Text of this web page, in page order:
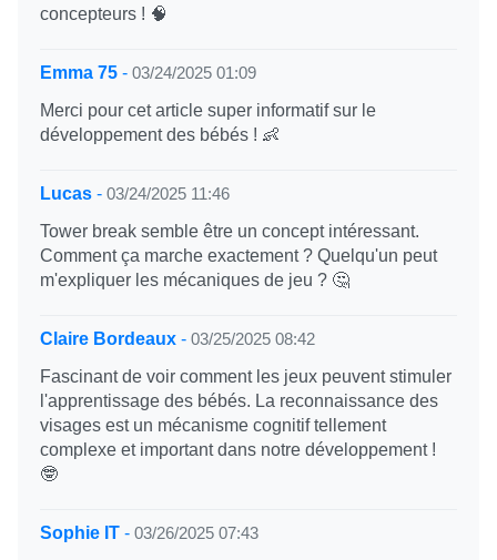
concepteurs ! 🧠
Emma 75 - 03/24/2025 01:09
Merci pour cet article super informatif sur le
développement des bébés ! 👶
Lucas - 03/24/2025 11:46
Tower break semble être un concept intéressant.
Comment ça marche exactement ? Quelqu'un peut
m'expliquer les mécaniques de jeu ? 🤔
Claire Bordeaux - 03/25/2025 08:42
Fascinant de voir comment les jeux peuvent stimuler
l'apprentissage des bébés. La reconnaissance des
visages est un mécanisme cognitif tellement
complexe et important dans notre développement !
🤓
Sophie IT - 03/26/2025 07:43